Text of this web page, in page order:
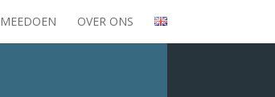
MEEDOEN OVER ONS